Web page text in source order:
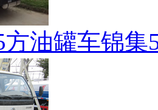
方油罐车锦集